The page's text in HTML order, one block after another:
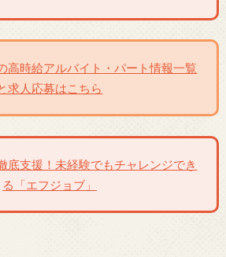
高時給アルバイト・パート情報一覧
求人応募はこちら
底支援！未経験でもチャレンジでき
る「エフジョブ」